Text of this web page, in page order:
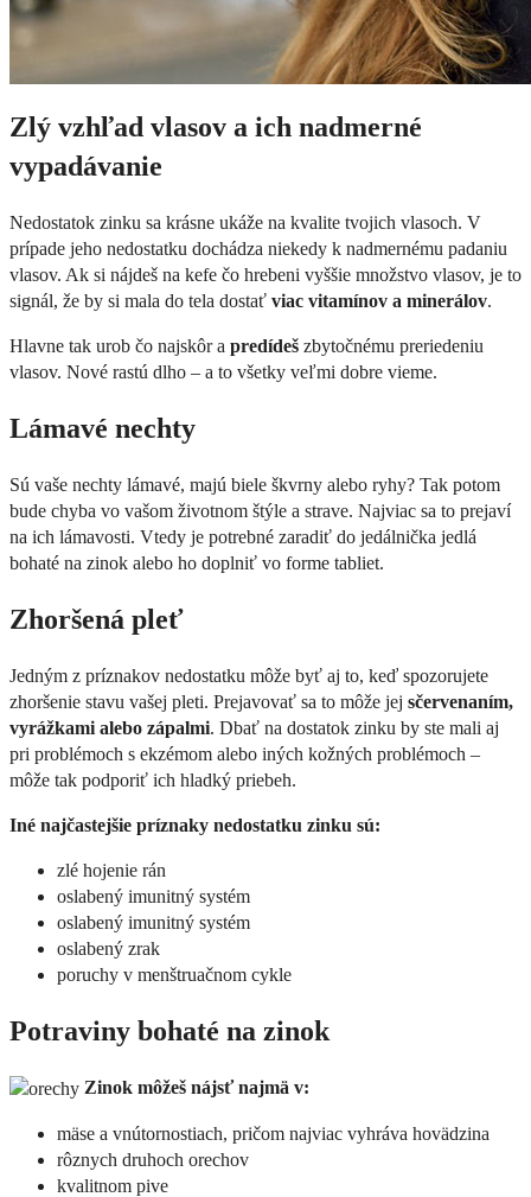
Zlý vzhľad vlasov a ich nadmerné
vypadávanie
Nedostatok zinku sa krásne ukáže na kvalite tvojich vlasoch. V
prípade jeho nedostatku dochádza niekedy k nadmernému padaniu
vlasov. Ak si nájdeš na kefe čo hrebeni vyššie množstvo vlasov, je to
signál, že by si mala do tela dostať viac vitamínov a minerálov.
Hlavne tak urob čo najskôr a predídeš zbytočnému preriedeniu
vlasov. Nové rastú dlho – a to všetky veľmi dobre vieme.
Lámavé nechty
Sú vaše nechty lámavé, majú biele škvrny alebo ryhy? Tak potom
bude chyba vo vašom životnom štýle a strave. Najviac sa to prejaví
na ich lámavosti. Vtedy je potrebné zaradiť do jedálnička jedlá
bohaté na zinok alebo ho doplniť vo forme tabliet.
Zhoršená pleť
Jedným z príznakov nedostatku môže byť aj to, keď spozorujete
zhoršenie stavu vašej pleti. Prejavovať sa to môže jej sčervenaním,
vyrážkami alebo zápalmi. Dbať na dostatok zinku by ste mali aj
pri problémoch s ekzémom alebo iných kožných problémoch –
môže tak podporiť ich hladký priebeh.
Iné najčastejšie príznaky nedostatku zinku sú:
zlé hojenie rán
oslabený imunitný systém
oslabený imunitný systém
oslabený zrak
poruchy v menštruačnom cykle
Potraviny bohaté na zinok
Zinok môžeš nájsť najmä v:
mäse a vnútornostiach, pričom najviac vyhráva hovädzina
rôznych druhoch orechov
kvalitnom pive